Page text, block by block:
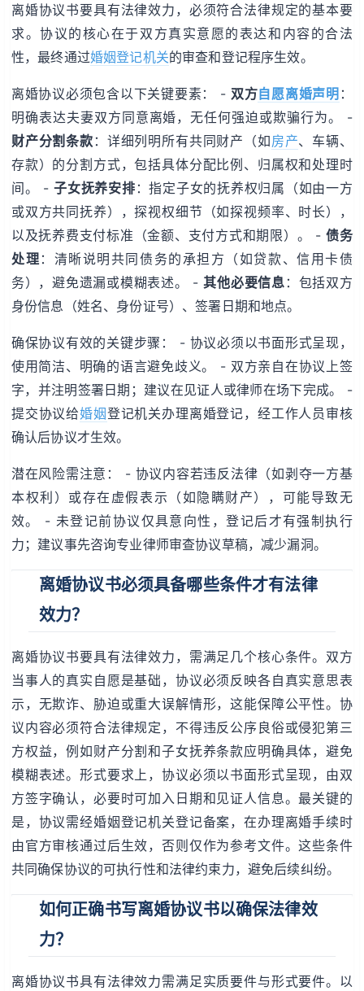
离婚协议书要具有法律效力，必须符合法律规定的基本要
求。协议的核心在于双方真实意愿的表达和内容的合法
性，最终通过婚姻登记机关的审查和登记程序生效。
离婚协议必须包含以下关键要素： - 双方自愿离婚声明 ：
明确表达夫妻双方同意离婚，无任何强迫或欺骗行为。 -
财产分割条款 ：详细列明所有共同财产（如房产、车辆、
存款）的分割方式，包括具体分配比例、归属权和处理时
间。 -子女抚养安排 ：指定子女的抚养权归属（如由一方
或双方共同抚养），探视权细节（如探视频率、时长），
以及抚养费支付标准（金额、支付方式和期限）。 -债务
处理 ：清晰说明共同债务的承担方（如贷款、信用卡债
务），避免遗漏或模糊表述。 -其他必要信息 ：包括双方
身份信息（姓名、身份证号）、签署日期和地点。
确保协议有效的关键步骤： - 协议必须以书面形式呈现，
使用简洁、明确的语言避免歧义。 - 双方亲自在协议上签
字，并注明签署日期；建议在见证人或律师在场下完成。 -
提交协议给婚姻登记机关办理离婚登记，经工作人员审核
确认后协议才生效。
潜在风险需注意： - 协议内容若违反法律（如剥夺一方基
本权利）或存在虚假表示（如隐瞒财产），可能导致无
效。 - 未登记前协议仅具意向性，登记后才有强制执行
力；建议事先咨询专业律师审查协议草稿，减少漏洞。
离婚协议书必须具备哪些条件才有法律
效力？
离婚协议书要具有法律效力，需满足几个核心条件。双方
当事人的真实自愿是基础，协议必须反映各自真实意思表
示，无欺诈、胁迫或重大误解情形，这能保障公平性。协
议内容必须符合法律规定，不得违反公序良俗或侵犯第三
方权益，例如财产分割和子女抚养条款应明确具体，避免
模糊表述。形式要求上，协议必须以书面形式呈现，由双
方签字确认，必要时可加入日期和见证人信息。最关键的
是，协议需经婚姻登记机关登记备案，在办理离婚手续时
由官方审核通过后生效，否则仅作为参考文件。这些条件
共同确保协议的可执行性和法律约束力，避免后续纠纷。
如何正确书写离婚协议书以确保法律效
力？
离婚协议书具有法律效力需满足实质要件与形式要件。以